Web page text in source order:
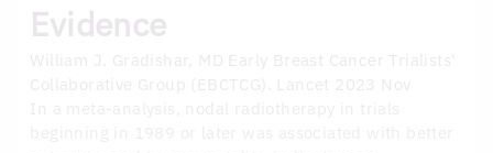
Evidence